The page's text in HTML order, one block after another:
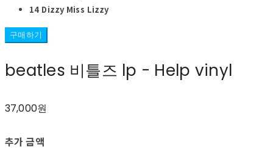
14 Dizzy Miss Lizzy
구매하기
beatles 비틀즈 lp - Help vinyl
37,000원
추가 금액